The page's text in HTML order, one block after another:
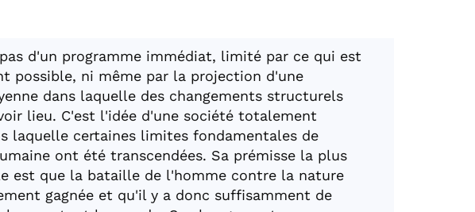
d'un programme immédiat, limité par ce qui est
possible, ni même par la projection d'une
dans laquelle des changements structurels
lieu. C'est l'idée d'une société totalement
laquelle certaines limites fondamentales de
ont été transcendées. Sa prémisse la plus
est que la bataille de l'homme contre la nature
gagnée et qu'il y a donc suffisamment de